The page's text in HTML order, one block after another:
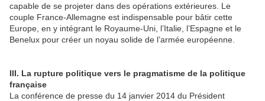
capable de se projeter dans des opérations extérieures. Le
couple France-Allemagne est indispensable pour bâtir cette
Europe, en y intégrant le Royaume-Uni, l’Italie, l’Espagne et le
Benelux pour créer un noyau solide de l’armée européenne.
III. La rupture politique vers le pragmatisme de la politique
française
La conférence de presse du 14 janvier 2014 du Président